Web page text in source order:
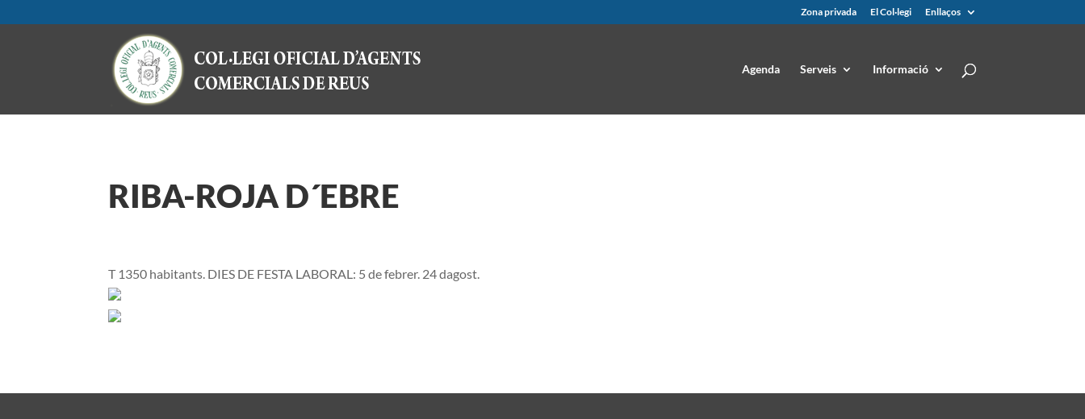
Zona privada El Col·legi Enllaços
Agenda Serveis Informació
RIBA-ROJA D´EBRE
T 1350 habitants. DIES DE FESTA LABORAL: 5 de febrer. 24 dagost.